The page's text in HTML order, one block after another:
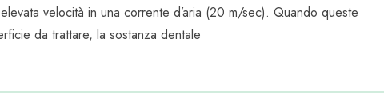
velocità in una corrente d’aria (20 m/sec). Quando queste
da trattare, la sostanza dentale